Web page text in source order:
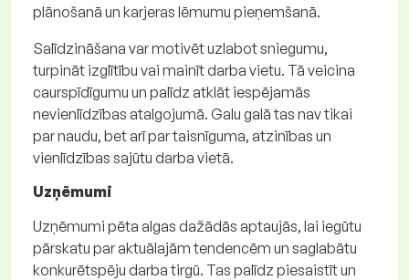
plānošanā un karjeras lēmumu pieņemšanā.
Salīdzināšana var motivēt uzlabot sniegumu,
turpināt izglītību vai mainīt darba vietu. Tā veicina
caurspīdīgumu un palīdz atklāt iespējamās
nevienlīdzības atalgojumā. Galu galā tas nav tikai
par naudu, bet arī par taisnīguma, atzinības un
vienlīdzības sajūtu darba vietā.
Uzņēmumi
Uzņēmumi pēta algas dažādās aptaujās, lai iegūtu
pārskatu par aktuālajām tendencēm un saglabātu
konkurētspēju darba tirgū. Tas palīdz piesaistīt un